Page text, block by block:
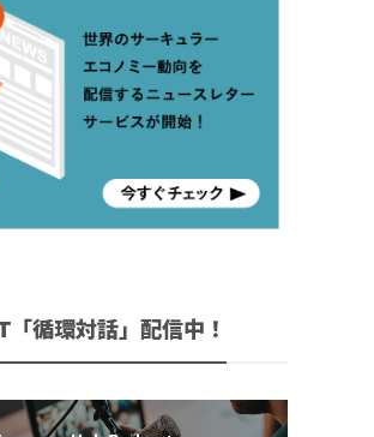
循環対話」配信中！